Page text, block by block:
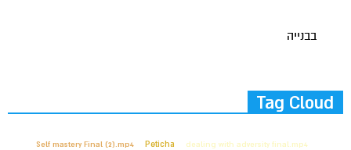
בבנייה
Tag Cloud
dealing with adversity final.mp4
Peticha
Self mastery Final (2).mp4